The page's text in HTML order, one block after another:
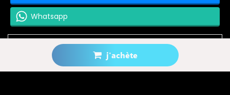
j'achète
Whatsapp
Prévenez-moi lorsque le produit est disponible